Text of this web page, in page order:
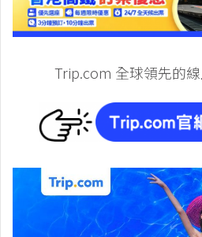
Trip.com 全球領先的線